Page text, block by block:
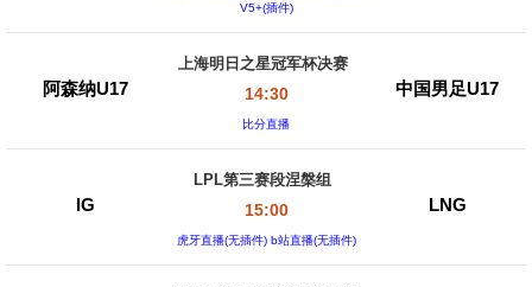
V5+(插件)
阿森纳U17
上海明日之星冠军杯决赛
14:30
比分直播
中国男足U17
IG
LPL第三赛段涅槃组
15:00
虎牙直播(无插件) b站直播(无插件)
LNG